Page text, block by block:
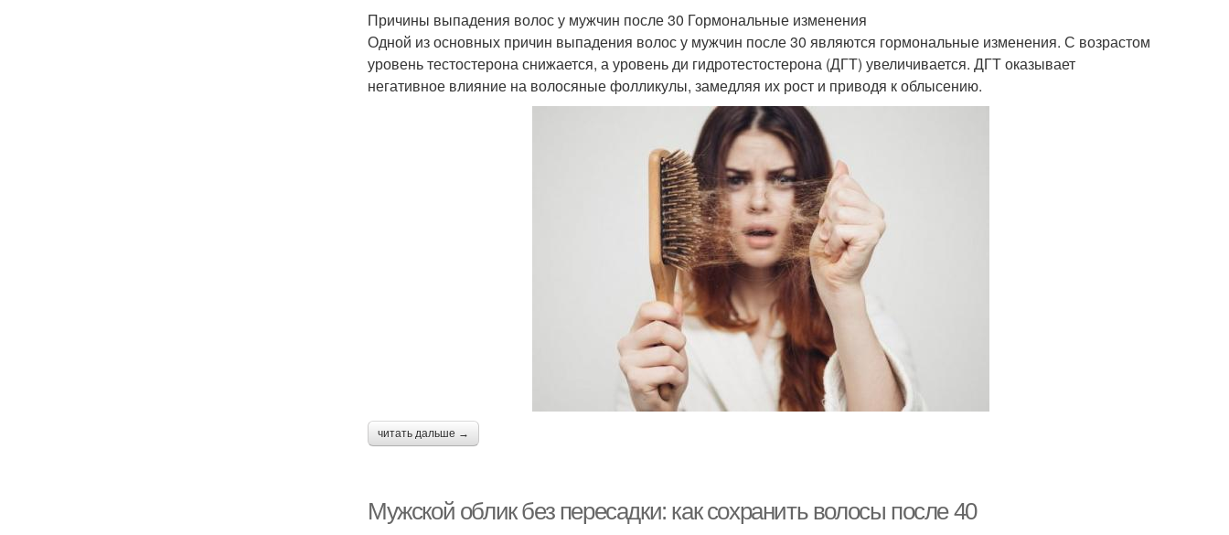
Причины выпадения волос у мужчин после 30 Гормональные изменения
Одной из основных причин выпадения волос у мужчин после 30 являются гормональные изменения. С возрастом
уровень тестостерона снижается, а уровень ди гидротестостерона (ДГТ) увеличивается. ДГТ оказывает
негативное влияние на волосяные фолликулы, замедляя их рост и приводя к облысению.
читать дальше →
Мужской облик без пересадки: как сохранить волосы после 40